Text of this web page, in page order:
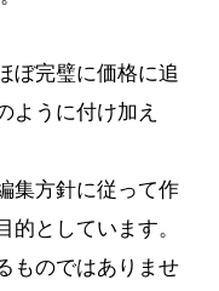
ぼ完璧に価格に追
ように付け加え
集方針に従って作
としています。
ものではありませ